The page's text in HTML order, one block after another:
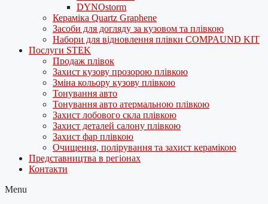
DYNOstorm
Кераміка Quartz Graphene
Засоби для догляду за кузовом та плівкою
Набори для відновлення плівки COMPAUND KIT
Послуги STEK
Продаж плівок
Захист кузову прозорою плівкою
Зміна кольору кузову плівкою
Тонування авто
Тонування авто атермальною плівкою
Захист лобового скла плівкою
Захист деталей салону плівкою
Захист фар плівкою
Очищення, полірування та захист керамікою
Представництва в регіонах
Контакти
Menu